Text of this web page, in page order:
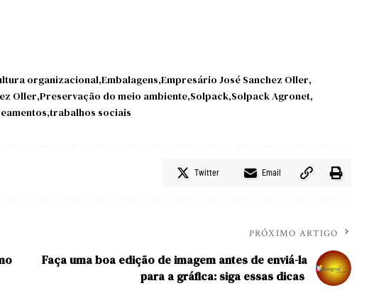
organizacional Embalagens Empresário José Sanchez Oller
Oller Preservação do meio ambiente Solpack Solpack Agronet
trabalhos sociais
Twitter Email
PRÓXIMO ARTIGO
Faça uma boa edição de imagem antes de enviá-la
para a gráfica: siga essas dicas